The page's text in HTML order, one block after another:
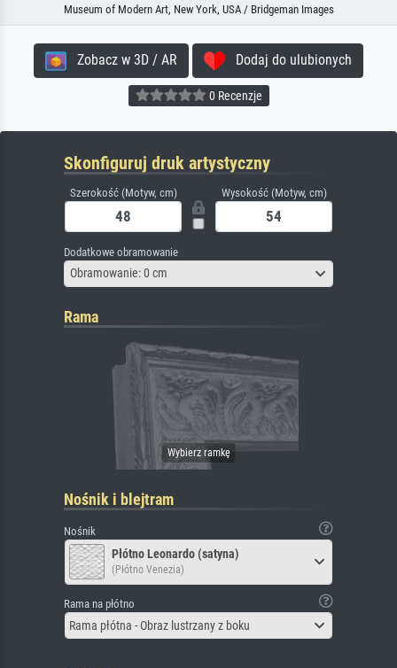
Museum of Modern Art, New York, USA / Bridgeman Images
Zobacz w 3D / AR Dodaj do ulubionych
0 Recenzje
Skonfiguruj druk artystyczny
Szerokość (Motyw, cm) Wysokość (Motyw, cm)
Dodatkowe obramowanie
Obramowanie: 0 cm
Rama
Nośnik i blejtram
Nośnik
Płótno Leonardo (satyna)
(Płótno Venezia)
Rama na płótno
Rama płótna - Obraz lustrzany z boku